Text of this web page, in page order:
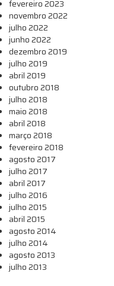
fevereiro 2023
novembro 2022
julho 2022
junho 2022
dezembro 2019
julho 2019
abril 2019
outubro 2018
julho 2018
maio 2018
abril 2018
março 2018
fevereiro 2018
agosto 2017
julho 2017
abril 2017
julho 2016
julho 2015
abril 2015
agosto 2014
julho 2014
agosto 2013
julho 2013